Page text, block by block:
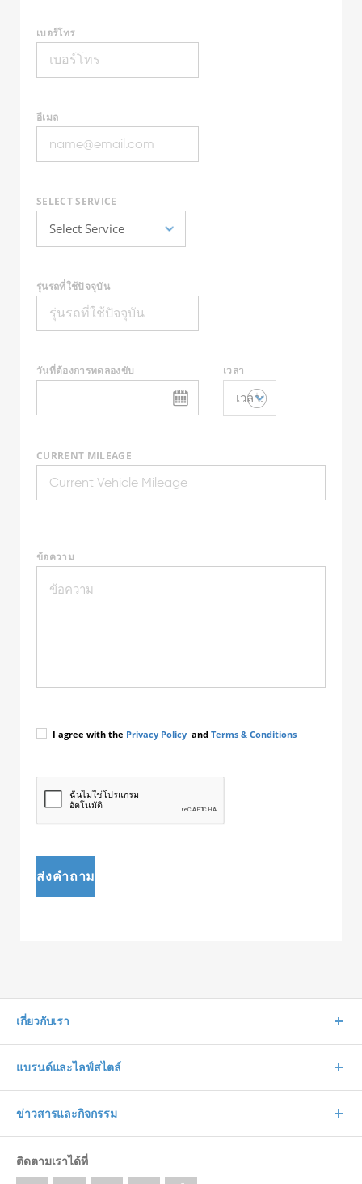
เบอร์โทร
อีเมล
SELECT SERVICE
รุ่นรถที่ใช้ปัจจุบัน
วันที่ต้องการทดลองขับ เวลา
CURRENT MILEAGE
ข้อความ
I agree with the Privacy Policy and Terms & Conditions
ส่งคำถาม
เกี่ยวกับเรา
แบรนด์และไลฟ์สไตล์
ข่าวสารและกิจกรรม
ติดตามเราได้ที่